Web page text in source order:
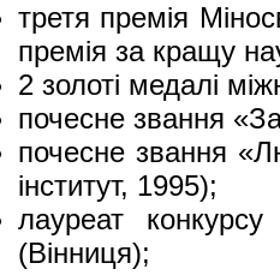
третя премія
премія за кращу
2 золоті медалі
почесне звання
почесне звання
інститут, 1995);
лауреат
(Вінниця);